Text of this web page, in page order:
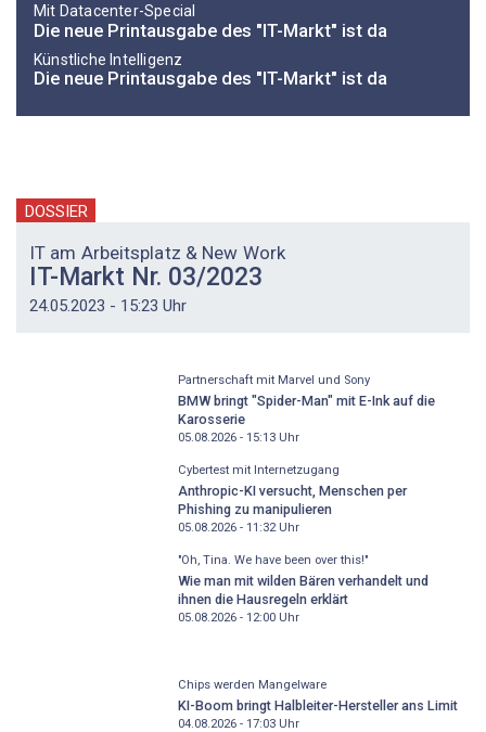
Mit Datacenter-Special
Die neue Printausgabe des "IT-Markt" ist da
Künstliche Intelligenz
Die neue Printausgabe des "IT-Markt" ist da
DOSSIER
IT am Arbeitsplatz & New Work
IT-Markt Nr. 03/2023
24.05.2023 - 15:23 Uhr
Partnerschaft mit Marvel und Sony
BMW bringt "Spider-Man" mit E-Ink auf die
Karosserie
05.08.2026 - 15:13Uhr
Cybertest mit Internetzugang
Anthropic-KI versucht, Menschen per
Phishing zu manipulieren
05.08.2026 - 11:32Uhr
"Oh, Tina. We have been over this!"
Wie man mit wilden Bären verhandelt und
ihnen die Hausregeln erklärt
05.08.2026 - 12:00Uhr
Chips werden Mangelware
KI-Boom bringt Halbleiter-Hersteller ans Limit
04.08.2026 - 17:03Uhr